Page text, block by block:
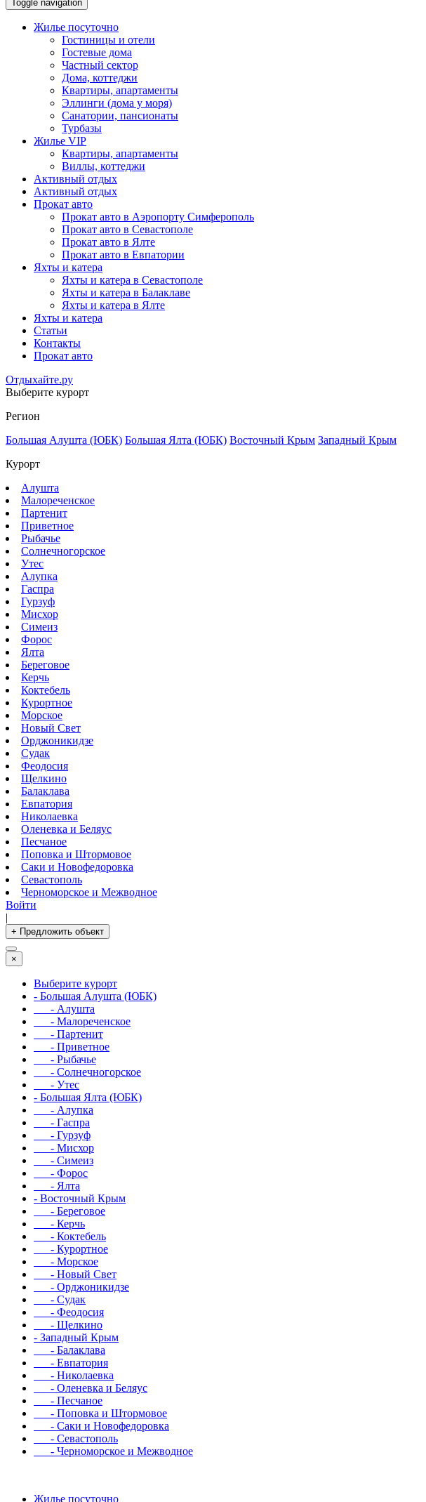
Toggle navigation
Жилье посуточно
Гостиницы и отели
Гостевые дома
Частный сектор
Дома, коттеджи
Квартиры, апартаменты
Эллинги (дома у моря)
Санатории, пансионаты
Турбазы
Жилье VIP
Квартиры, апартаменты
Виллы, коттеджи
Активный отдых
Активный отдых
Прокат авто
Прокат авто в Аэропорту Симферополь
Прокат авто в Севастополе
Прокат авто в Ялте
Прокат авто в Евпатории
Яхты и катера
Яхты и катера в Севастополе
Яхты и катера в Балаклаве
Яхты и катера в Ялте
Яхты и катера
Статьи
Контакты
Прокат авто
Отдыхайте.ру
Выберите курорт
Регион
Большая Алушта (ЮБК) Большая Ялта (ЮБК) Восточный Крым Западный Крым
Курорт
Алушта
Малореченское
Партенит
Приветное
Рыбачье
Солнечногорское
Утес
Алупка
Гаспра
Гурзуф
Мисхор
Симеиз
Форос
Ялта
Береговое
Керчь
Коктебель
Курортное
Морское
Новый Свет
Орджоникидзе
Судак
Феодосия
Щелкино
Балаклава
Евпатория
Николаевка
Оленевка и Беляус
Песчаное
Поповка и Штормовое
Саки и Новофедоровка
Севастополь
Черноморское и Межводное
Войти
|
+ Предложить объект
×
Выберите курорт
- Большая Алушта (ЮБК)
- Алушта
- Малореченское
- Партенит
- Приветное
- Рыбачье
- Солнечногорское
- Утес
- Большая Ялта (ЮБК)
- Алупка
- Гаспра
- Гурзуф
- Мисхор
- Симеиз
- Форос
- Ялта
- Восточный Крым
- Береговое
- Керчь
- Коктебель
- Курортное
- Морское
- Новый Свет
- Орджоникидзе
- Судак
- Феодосия
- Щелкино
- Западный Крым
- Балаклава
- Евпатория
- Николаевка
- Оленевка и Беляус
- Песчаное
- Поповка и Штормовое
- Саки и Новофедоровка
- Севастополь
- Черноморское и Межводное
Жилье посуточно